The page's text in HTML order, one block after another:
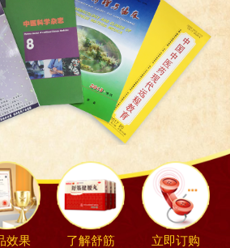
效果 了解舒筋 立即订购